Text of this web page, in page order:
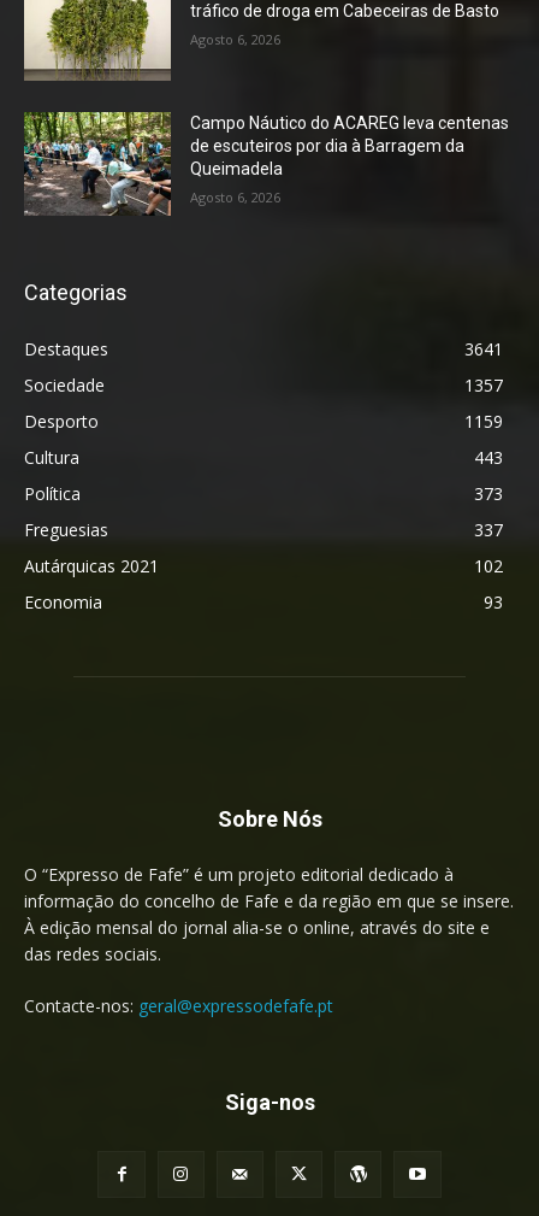
tráfico de droga em Cabeceiras de Basto
Agosto 6, 2026
Campo Náutico do ACAREG leva centenas
de escuteiros por dia à Barragem da
Queimadela
Agosto 6, 2026
Categorias
Destaques
3641
Sociedade
1357
Desporto
1159
Cultura
443
Política
373
Freguesias
337
Autárquicas 2021
102
Economia
93
Sobre Nós
O “Expresso de Fafe” é um projeto editorial dedicado à
informação do concelho de Fafe e da região em que se insere.
À edição mensal do jornal alia-se o online, através do site e
das redes sociais.
Contacte-nos: geral@expressodefafe.pt
Siga-nos